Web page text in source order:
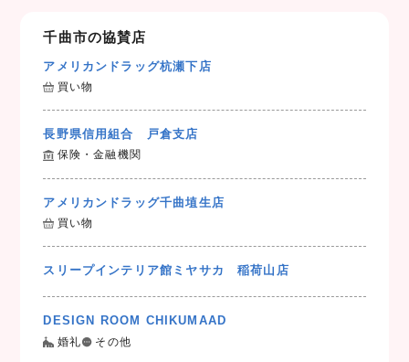
千曲市の協賛店
アメリカンドラッグ杭瀬下店
買い物
長野県信用組合 戸倉支店
保険・金融機関
アメリカンドラッグ千曲埴生店
買い物
スリープインテリア館ミヤサカ 稲荷山店
DESIGN ROOM CHIKUMAAD
婚礼 その他